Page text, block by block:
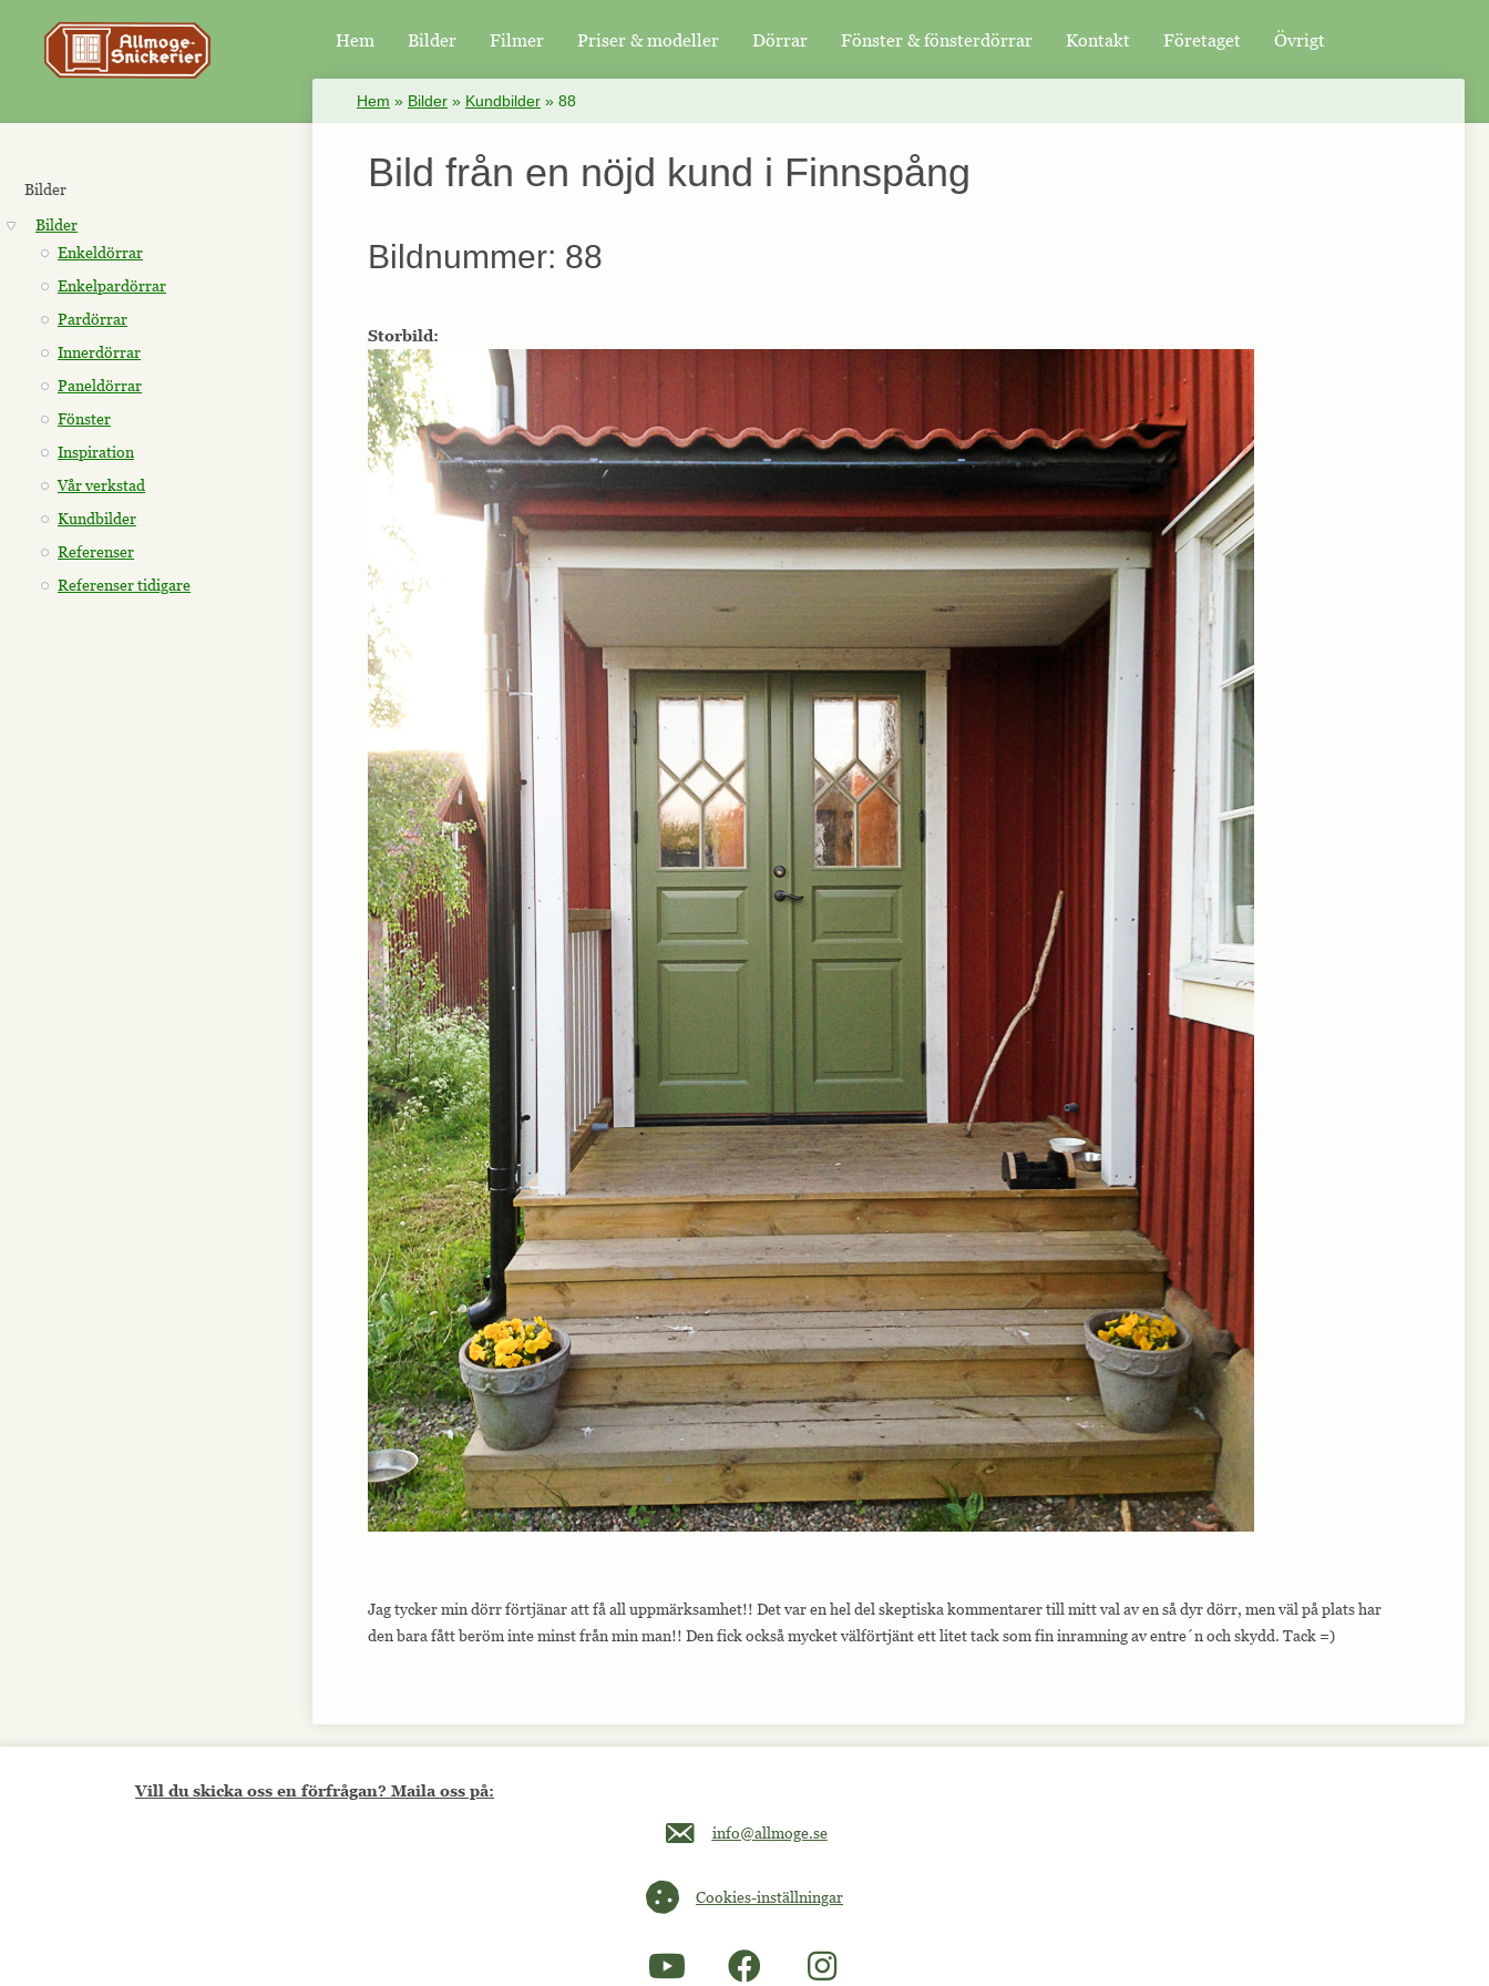
Hem Bilder Filmer Priser & modeller Dörrar Fönster & fönsterdörrar Kontakt Företaget Övrigt
Bilder
Bilder
Enkeldörrar
Enkelpardörrar
Pardörrar
Innerdörrar
Paneldörrar
Fönster
Inspiration
Vår verkstad
Kundbilder
Referenser
Referenser tidigare
Hem » Bilder » Kundbilder » 88
Bild från en nöjd kund i Finnspång
Bildnummer: 88
Storbild:
Jag tycker min dörr förtjänar att få all uppmärksamhet!! Det var en hel del skeptiska kommentarer till mitt val av en så dyr dörr, men väl på plats har
den bara fått beröm inte minst från min man!! Den fick också mycket välförtjänt ett litet tack som fin inramning av entre´n och skydd. Tack =)
Vill du skicka oss en förfrågan? Maila oss på:
Maila oss på info@allmoge.se
info@allmoge.se
Cookies-inställningar
Cookies-inställningar